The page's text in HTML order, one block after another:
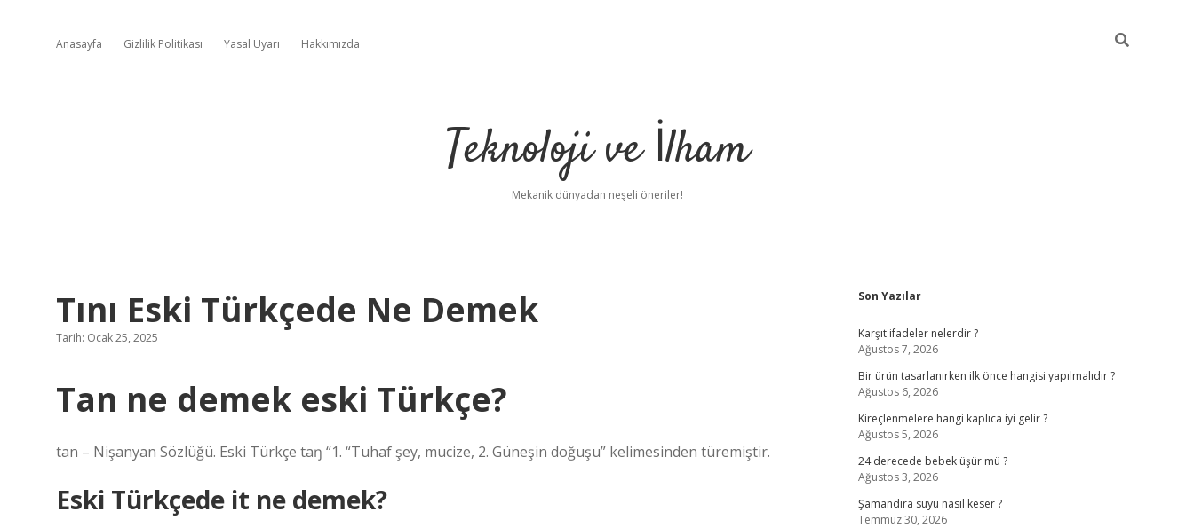
Anasayfa Gizlilik Politikası Yasal Uyarı Hakkımızda
Teknoloji ve İlham
Mekanik dünyadan neşeli öneriler!
Tını Eski Türkçede Ne Demek
Tarih: Ocak 25, 2025
Tan ne demek eski Türkçe?
tan – Nişanyan Sözlüğü. Eski Türkçe taŋ “1. “Tuhaf şey, mucize, 2. Güneşin doğuşu” kelimesinden türemiştir.
Eski Türkçede it ne demek?
Sidebar
Son Yazılar
Karşıt ifadeler nelerdir ?
Ağustos 7, 2026
Bir ürün tasarlanırken ilk önce hangisi yapılmalıdır ?
Ağustos 6, 2026
Kireçlenmelere hangi kaplıca iyi gelir ?
Ağustos 5, 2026
24 derecede bebek üşür mü ?
Ağustos 3, 2026
Şamandıra suyu nasıl keser ?
Temmuz 30, 2026